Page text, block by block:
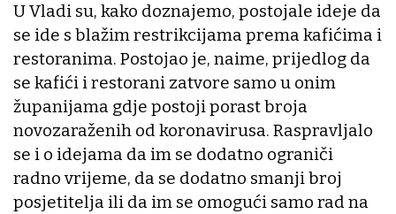
U Vladi su, kako doznajemo, postojale ideje da
se ide s blažim restrikcijama prema kafićima i
restoranima. Postojao je, naime, prijedlog da
se kafići i restorani zatvore samo u onim
županijama gdje postoji porast broja
novozaraženih od koronavirusa. Raspravljalo
se i o idejama da im se dodatno ograniči
radno vrijeme, da se dodatno smanji broj
posjetitelja ili da im se omogući samo rad na